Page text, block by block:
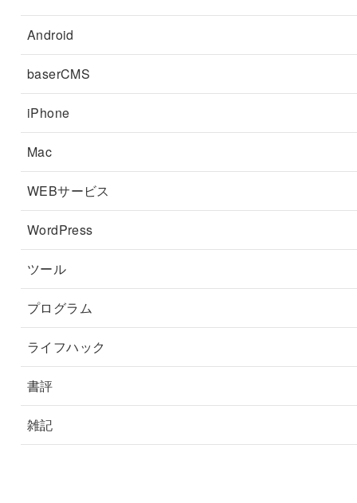
Android
baserCMS
iPhone
Mac
WEBサービス
WordPress
ツール
プログラム
ライフハック
書評
雑記